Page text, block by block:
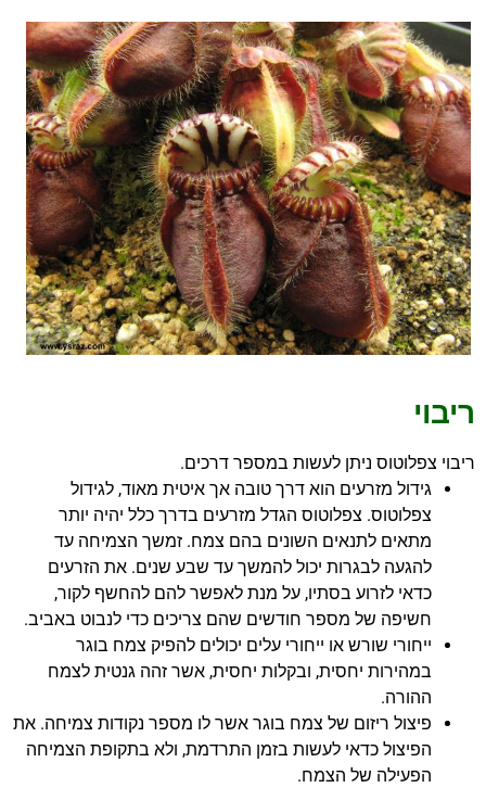
ריבוי
ריבוי צפלוטוס ניתן לעשות במספר דרכים.
גידול מזרעים הוא דרך טובה אך איטית מאוד, לגידול
צפלוטוס. צפלוטוס הגדל מזרעים בדרך כלל יהיה יותר
מתאים לתנאים השונים בהם צמח. זמשך הצמיחה עד
להגעה לבגרות יכול להמשך עד שבע שנים. את הזרעים
כדאי לזרוע בסתיו, על מנת לאפשר להם להחשף לקור,
חשיפה של מספר חודשים שהם צריכים כדי לנבוט באביב.
ייחורי שורש או ייחורי עלים יכולים להפיק צמח בוגר
במהירות יחסית, ובקלות יחסית, אשר זהה גנטית לצמח
ההורה.
פיצול ריזום של צמח בוגר אשר לו מספר נקודות צמיחה. את
הפיצול כדאי לעשות בזמן התרדמת, ולא בתקופת הצמיחה
הפעילה של הצמח.